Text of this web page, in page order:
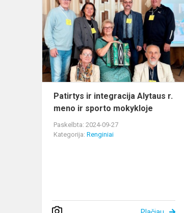
Patirtys ir integracija Alytaus r.
meno ir sporto mokykloje
Paskelbta: 2024-09-27
Kategorija: Renginiai